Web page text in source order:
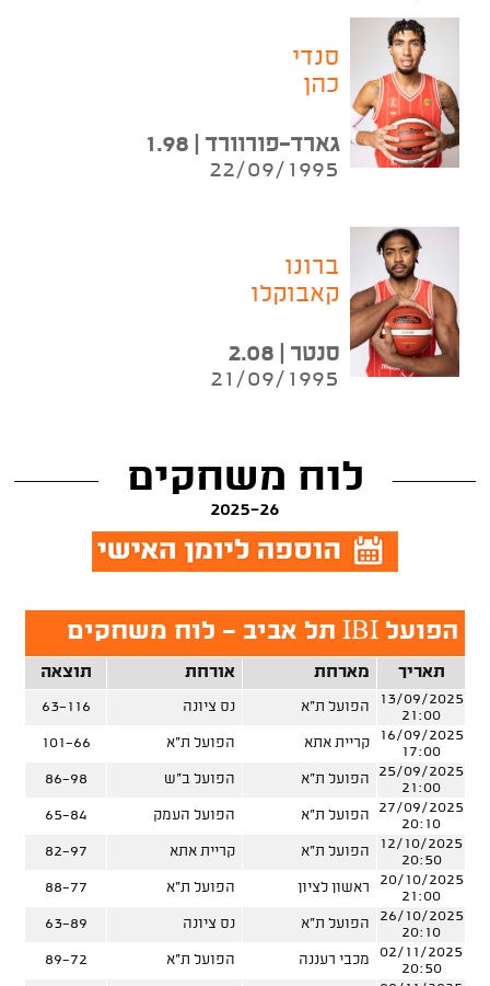
סנדי
כהן
גארד-פורוורד | 1.98
22/09/1995
ברונו
קאבוקלו
סנטר | 2.08
21/09/1995
לוח משחקים
2025-26
הפועל IBI תל אביב - לוח משחקים
תאריך מארחת אורחת תוצאה
13/09/2025
21:00
הפועל ת"א נס ציונה
63-116
16/09/2025
17:00
קריית אתא הפועל ת"א
101-66
25/09/2025
21:00
הפועל ת"א הפועל ב"ש
86-98
27/09/2025
20:10
הפועל ת"א הפועל העמק
65-84
12/10/2025
20:50
הפועל ת"א קריית אתא
82-97
20/10/2025
21:00
ראשון לציון הפועל ת"א
88-77
26/10/2025
20:10
הפועל ת"א נס ציונה
63-89
02/11/2025
20:50
מכבי רעננה הפועל ת"א
89-72